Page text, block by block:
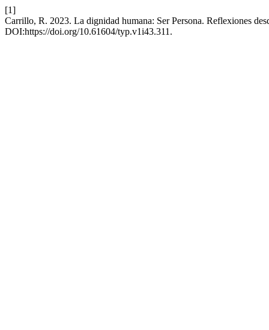
[1]
Carrillo, R. 2023. La dignidad humana: Ser Persona. Reflexiones
DOI:https://doi.org/10.61604/typ.v1i43.311.